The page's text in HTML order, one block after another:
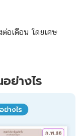
อเดือน โดยเศษ
ย่างไร